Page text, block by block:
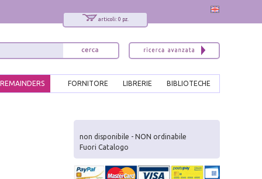
articoli: 0 pz.
BIBLIOTECHE
LIBRERIE
FORNITORE
REMAINDERS
non disponibile - NON ordinabile
Fuori Catalogo
x
Interessato ai nostri libri?
Allora iscriviti alla nostra newsletter!
Sarai informato delle nostre novità, potrai
comunque cancellarti quando desideri.